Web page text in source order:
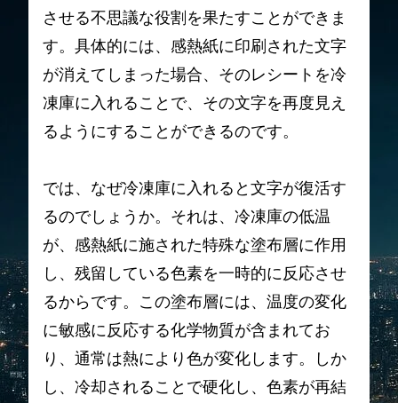
させる不思議な役割を果たすことができま
す。具体的には、感熱紙に印刷された文字
が消えてしまった場合、そのレシートを冷
凍庫に入れることで、その文字を再度見え
るようにすることができるのです。
では、なぜ冷凍庫に入れると文字が復活す
るのでしょうか。それは、冷凍庫の低温
が、感熱紙に施された特殊な塗布層に作用
し、残留している色素を一時的に反応させ
るからです。この塗布層には、温度の変化
に敏感に反応する化学物質が含まれてお
り、通常は熱により色が変化します。しか
し、冷却されることで硬化し、色素が再結